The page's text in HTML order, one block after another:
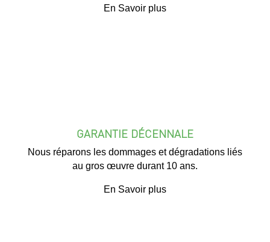
En Savoir plus
GARANTIE DÉCENNALE
Nous réparons les dommages et dégradations liés
au gros œuvre durant 10 ans.
En Savoir plus